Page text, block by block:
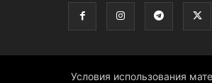
Условия использования